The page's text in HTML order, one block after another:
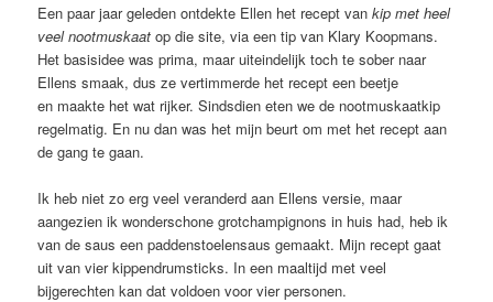
Een paar jaar geleden ontdekte Ellen het recept vankip met heel
veel nootmuskaat op die site, via een tip van Klary Koopmans.
Het basisidee was prima, maar uiteindelijk toch te sober naar
Ellens smaak, dus ze vertimmerde het recept een beetje
en maakte het wat rijker. Sindsdien eten we de nootmuskaatkip
regelmatig. En nu dan was het mijn beurt om met het recept aan
de gang te gaan.
Ik heb niet zo erg veel veranderd aan Ellens versie, maar
aangezien ik wonderschone grotchampignons in huis had, heb ik
van de saus een paddenstoelensaus gemaakt. Mijn recept gaat
uit van vier kippendrumsticks. In een maaltijd met veel
bijgerechten kan dat voldoen voor vier personen.